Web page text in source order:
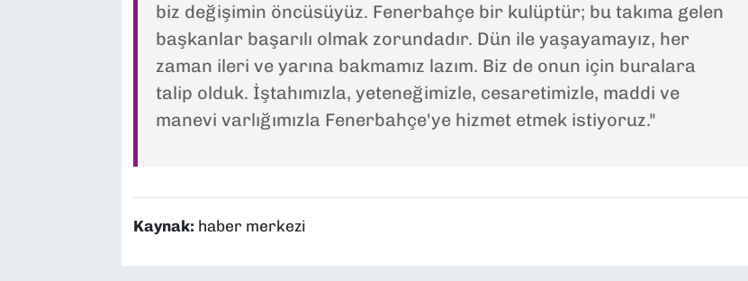
biz değişimin öncüsüyüz. Fenerbahçe bir kulüptür; bu takıma gelen
başkanlar başarılı olmak zorundadır. Dün ile yaşayamayız, her
zaman ileri ve yarına bakmamız lazım. Biz de onun için buralara
talip olduk. İştahımızla, yeteneğimizle, cesaretimizle, maddi ve
manevi varlığımızla Fenerbahçe'ye hizmet etmek istiyoruz."
Kaynak: haber merkezi